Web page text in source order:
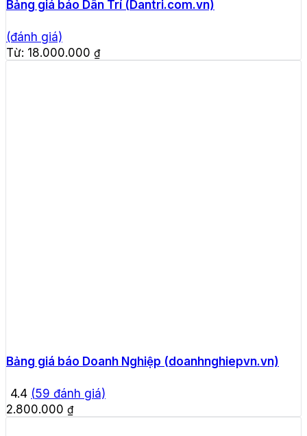
Bảng giá báo Dân Trí (Dantri.com.vn)
(đánh giá)
Từ: 18.000.000 ₫
Bảng giá báo Doanh Nghiệp (doanhnghiepvn.vn)
4.4 (59 đánh giá)
2.800.000 ₫